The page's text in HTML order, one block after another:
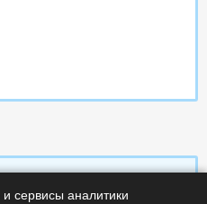
сервисы аналитики